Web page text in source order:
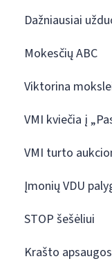
Dažniausiai
Mokesčių ABC
Viktorina
VMI kviečia į
VMI turto
Įmonių VDU
STOP šešėliui
Krašto